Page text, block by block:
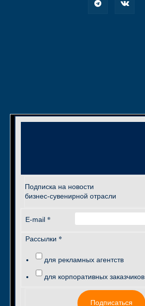
Подписка на новости
бизнес-сувенирной отрасли
E-mail *
Рассылки *
для рекламных агентств
для корпоративных заказчиков
Подписаться